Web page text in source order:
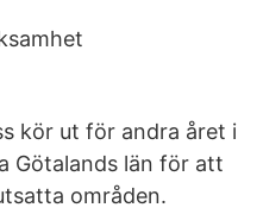
kör ut för andra året i
Götalands län för att
områden.